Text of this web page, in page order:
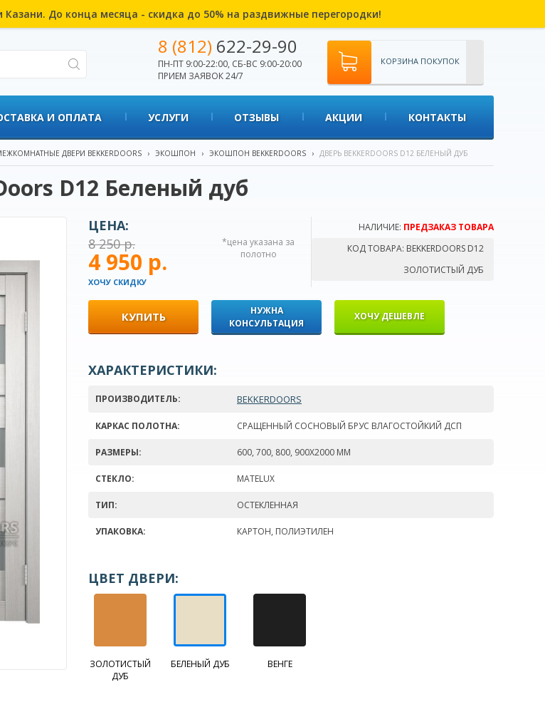
До конца месяца - скидка до 50% на раздвижные перегородки!
8 (812) 622-29-90
ПН-ПТ 9:00-22:00, СБ-ВС 9:00-20:00
ПРИЕМ ЗАЯВОК 24/7
КОРЗИНА ПОКУПОК
И ОПЛАТА УСЛУГИ ОТЗЫВЫ АКЦИИ КОНТАКТЫ
ДВЕРИ BEKKERDOORS › ЭКОШПОН › ЭКОШПОН BEKKERDOORS › ДВЕРЬ BEKKERDOORS D12 БЕЛЕНЫЙ ДУБ
D12 Беленый дуб
НАЛИЧИЕ: ПРЕДЗАКАЗ ТОВАРА
КОД ТОВАРА: BEKKERDOORS D12
ЗОЛОТИСТЫЙ ДУБ
ЦЕНА:
8 250 р.
4 950 р.
ХОЧУ СКИДКУ
*цена указана за
полотно
КУПИТЬ
НУЖНА
КОНСУЛЬТАЦИЯ
ХОЧУ ДЕШЕВЛЕ
ХАРАКТЕРИСТИКИ:
ПРОИЗВОДИТЕЛЬ: BEKKERDOORS
КАРКАС ПОЛОТНА: СРАЩЕННЫЙ СОСНОВЫЙ БРУС ВЛАГОСТОЙКИЙ ДСП
РАЗМЕРЫ: 600, 700, 800, 900Х2000 ММ
СТЕКЛО: MATELUX
ТИП: ОСТЕКЛЕННАЯ
УПАКОВКА: КАРТОН, ПОЛИЭТИЛЕН
ЦВЕТ ДВЕРИ:
ЗОЛОТИСТЫЙ
ДУБ
БЕЛЕНЫЙ ДУБ ВЕНГЕ